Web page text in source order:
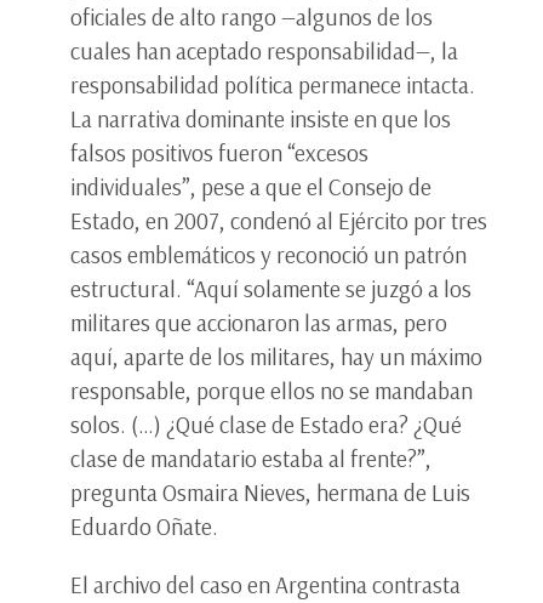
oficiales de alto rango —algunos de los
cuales han aceptado responsabilidad—, la
responsabilidad política permanece intacta.
La narrativa dominante insiste en que los
falsos positivos fueron “excesos
individuales”, pese a que el Consejo de
Estado, en 2007, condenó al Ejército por tres
casos emblemáticos y reconoció un patrón
estructural. “Aquí solamente se juzgó a los
militares que accionaron las armas, pero
aquí, aparte de los militares, hay un máximo
responsable, porque ellos no se mandaban
solos. (…) ¿Qué clase de Estado era? ¿Qué
clase de mandatario estaba al frente?”,
pregunta Osmaira Nieves, hermana de Luis
Eduardo Oñate.
El archivo del caso en Argentina contrasta